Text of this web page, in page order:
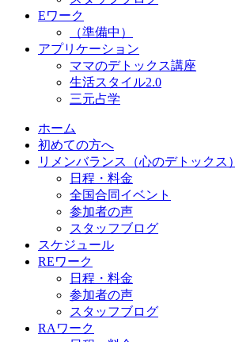
Eワーク
（準備中）
アプリケーション
ママのデトックス講座
生活スタイル2.0
三元占学
ホーム
初めての方へ
リメンバランス（心のデトックス）
日程・料金
全国合同イベント
参加者の声
スタッフブログ
スケジュール
REワーク
日程・料金
参加者の声
スタッフブログ
RAワーク